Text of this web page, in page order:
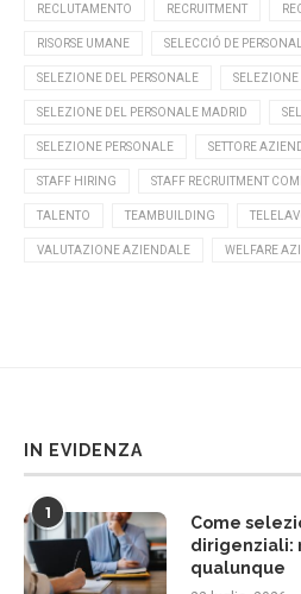
RECLUTAMENTO RECRUITMENT
RISORSE UMANE SELECCIÓ DE PERSONAL
SELEZIONE DEL PERSONALE
SELEZIONE DEL PERSONALE MADRID
SELEZIONE PERSONALE SETTORE
STAFF HIRING STAFF RECRUITMENT
TALENTO TEAMBUILDING
VALUTAZIONE AZIENDALE WELFARE
IN EVIDENZA
1
Come
dirigenziali:
qualunque